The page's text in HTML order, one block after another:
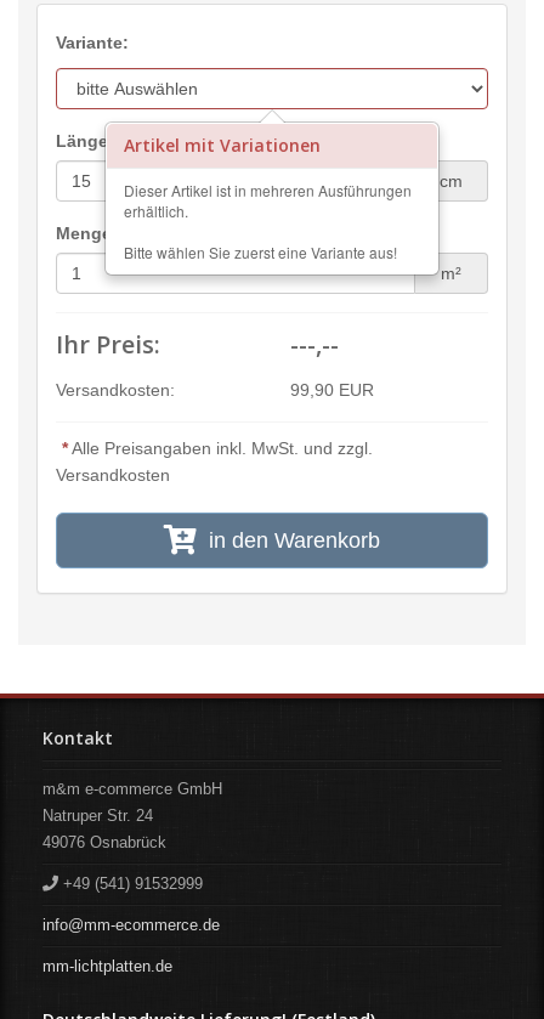
Variante:
Artikel mit Variationen
Dieser Artikel ist in mehreren Ausführungen
erhältlich.
Bitte wählen Sie zuerst eine Variante aus!
Länge:
cm
Menge:
m²
Ihr Preis: ---,--
Versandkosten: 99,90 EUR
*Alle Preisangaben inkl. MwSt. und zzgl.
Versandkosten
in den Warenkorb
Kontakt
m&m e-commerce GmbH
Natruper Str. 24
49076 Osnabrück
+49 (541) 91532999
info@mm-ecommerce.de
mm-lichtplatten.de